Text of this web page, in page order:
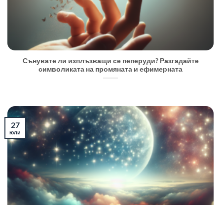
Сънувате ли изплъзващи се пеперуди? Разгадайте
символиката на промяната и ефимерната
27
юли